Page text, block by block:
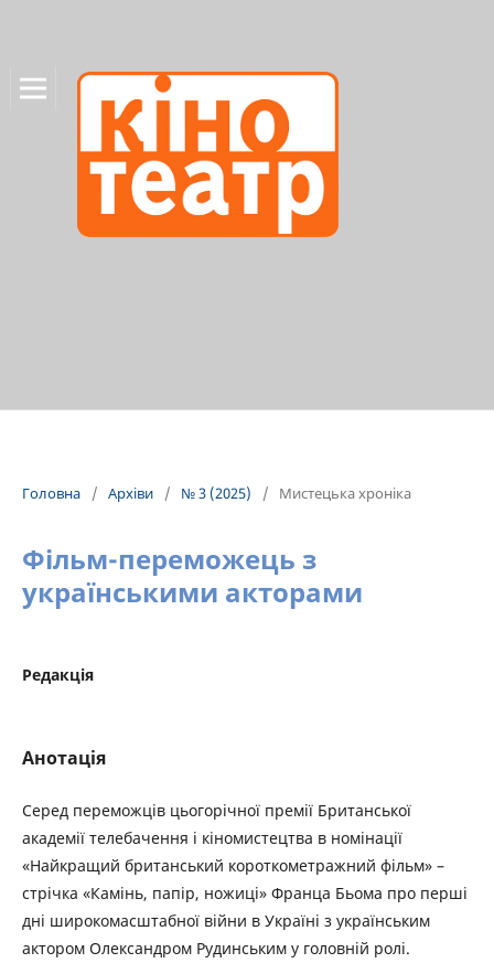
Головна / Архіви / № 3 (2025) / Мистецька хроніка
Фільм-переможець з
українськими акторами
Редакція
Анотація
Серед переможців цьогорічної премії Британської
академії телебачення і кіномистецтва в номінації
«Найкращий британський короткометражний фільм» –
стрічка «Камінь, папір, ножиці» Франца Бьома про перші
дні широкомасштабної війни в Україні з українським
актором Олександром Рудинським у головній ролі.